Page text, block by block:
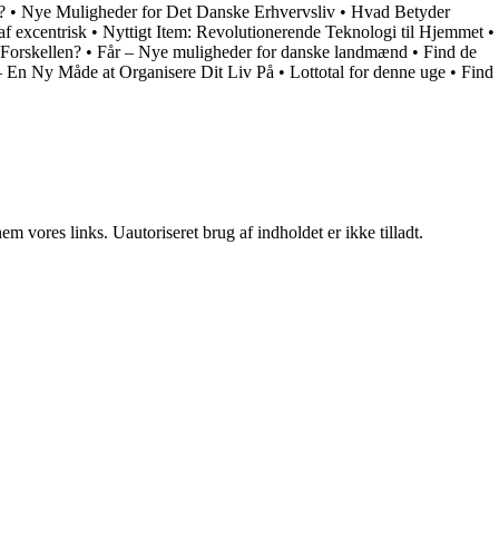
• Nye Muligheder for Det Danske Erhvervsliv • Hvad Betyder
excentrisk • Nyttigt Item: Revolutionerende Teknologi til Hjemmet •
• Får – Nye muligheder for danske landmænd • Find de
Ny Måde at Organisere Dit Liv På • Lottotal for denne uge • Find
vores links. Uautoriseret brug af indholdet er ikke tilladt.